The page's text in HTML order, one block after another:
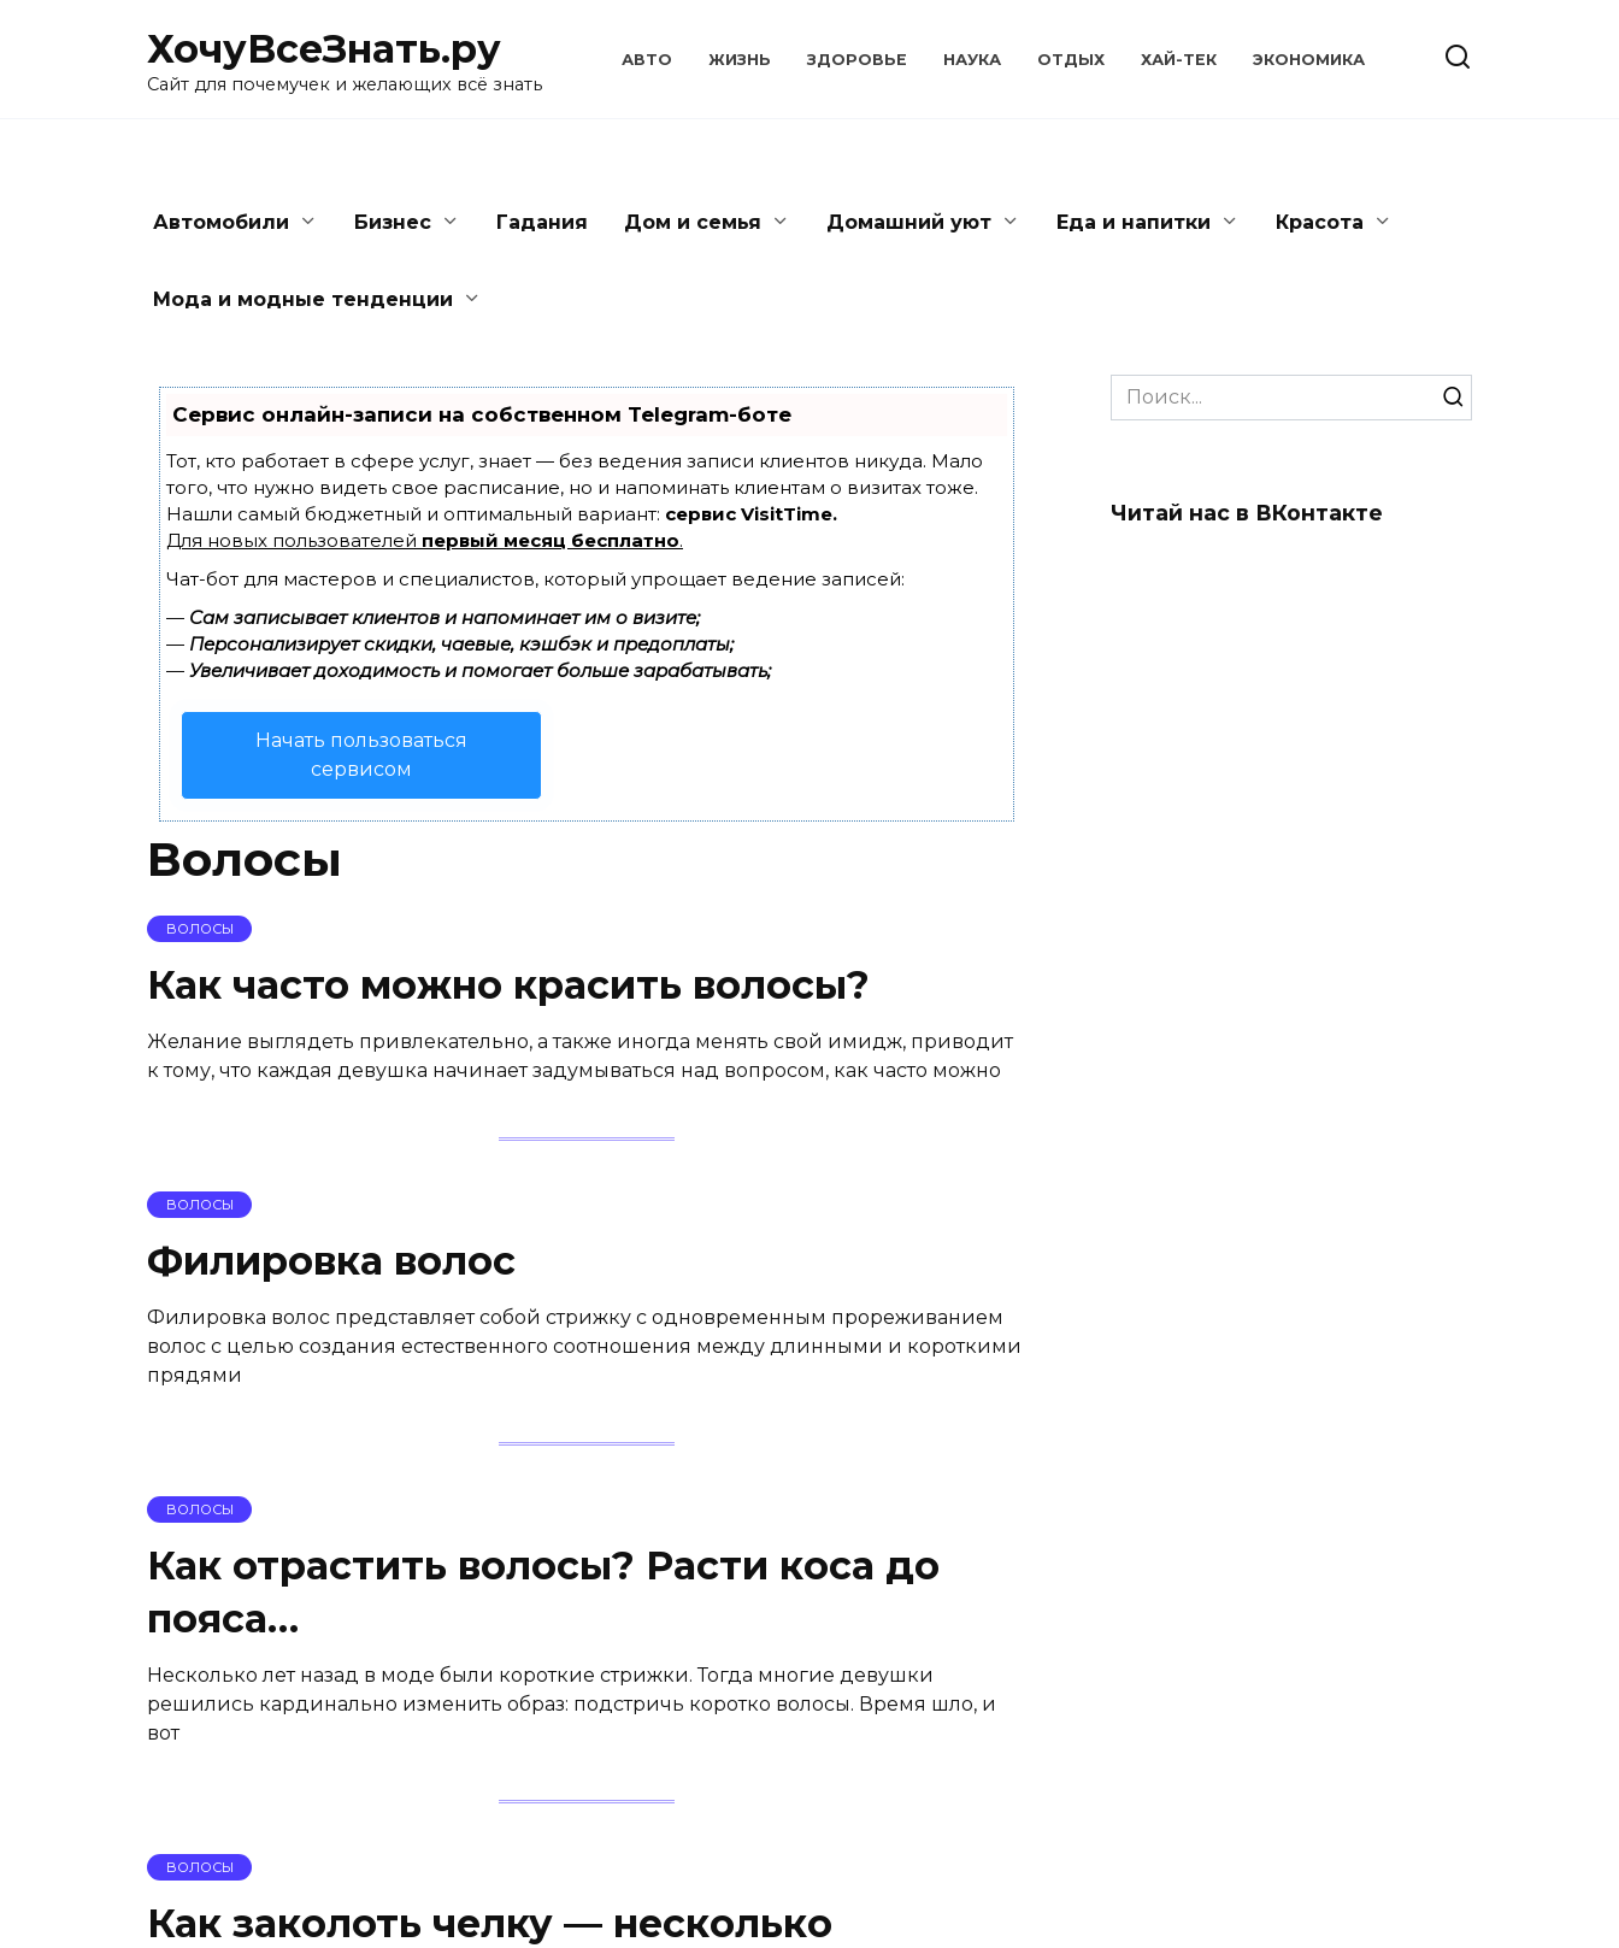
ХочуВсеЗнать.ру
Сайт для почемучек и желающих всё знать
АВТО ЖИЗНЬ ЗДОРОВЬЕ НАУКА ОТДЫХ ХАЙ-ТЕК ЭКОНОМИКА
Автомобили Бизнес Гадания Дом и семья Домашний уют Еда и напитки Красота
Мода и модные тенденции
Сервис онлайн-записи на собственном Telegram-боте
Тот, кто работает в сфере услуг, знает — без ведения записи клиентов никуда. Мало
того, что нужно видеть свое расписание, но и напоминать клиентам о визитах тоже.
Нашли самый бюджетный и оптимальный вариант: сервис VisitTime.
Для новых пользователей первый месяц бесплатно.
Чат-бот для мастеров и специалистов, который упрощает ведение записей:
— Сам записывает клиентов и напоминает им о визите;
— Персонализирует скидки, чаевые, кэшбэк и предоплаты;
— Увеличивает доходимость и помогает больше зарабатывать;
Начать пользоваться
сервисом
Волосы
ВОЛОСЫ
Как часто можно красить волосы?
Желание выглядеть привлекательно, а также иногда менять свой имидж, приводит
к тому, что каждая девушка начинает задумываться над вопросом, как часто можно
ВОЛОСЫ
Филировка волос
Филировка волос представляет собой стрижку с одновременным прореживанием
волос с целью создания естественного соотношения между длинными и короткими
прядями
ВОЛОСЫ
Как отрастить волосы? Расти коса до
пояса…
Несколько лет назад в моде были короткие стрижки. Тогда многие девушки
решились кардинально изменить образ: подстричь коротко волосы. Время шло, и
вот
ВОЛОСЫ
Как заколоть челку — несколько
Search
for:
Читай нас в ВКонтакте